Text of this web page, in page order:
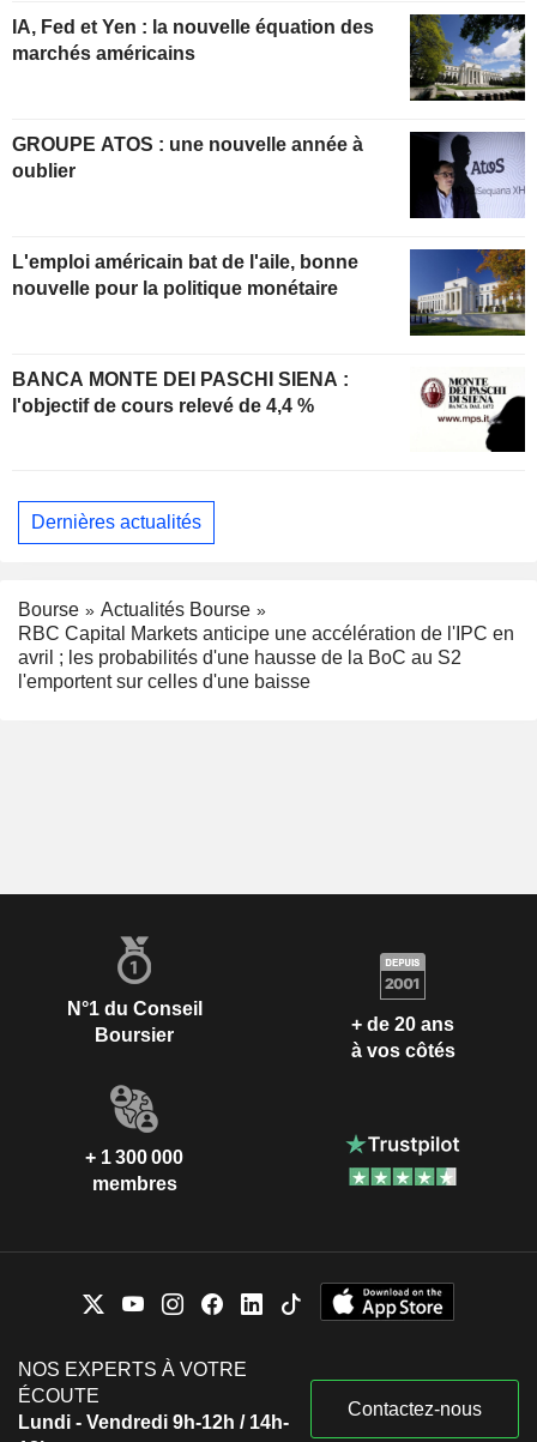
IA, Fed et Yen : la nouvelle équation des
marchés américains
GROUPE ATOS : une nouvelle année à
oublier
L'emploi américain bat de l'aile, bonne
nouvelle pour la politique monétaire
BANCA MONTE DEI PASCHI SIENA :
l'objectif de cours relevé de 4,4 %
Dernières actualités
Bourse
Actualités Bourse
RBC Capital Markets anticipe une accélération de l'IPC en
avril ; les probabilités d'une hausse de la BoC au S2
l'emportent sur celles d'une baisse
N°1 du Conseil
Boursier
+ de 20 ans
à vos côtés
+ 1 300 000
membres
NOS EXPERTS À VOTRE
ÉCOUTE
Lundi - Vendredi 9h-12h / 14h-
Contactez-nous